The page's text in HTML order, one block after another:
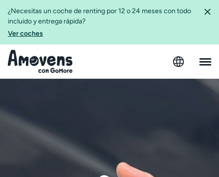
¿Necesitas un coche de renting por 12 o 24 meses con todo
incluido y entrega rápida?
Ver coches